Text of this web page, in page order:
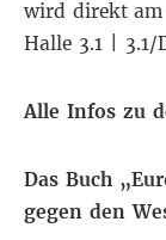
wird direkt am
Halle 3.1 | 3.1/
Alle Infos zu
Das Buch
gegen den